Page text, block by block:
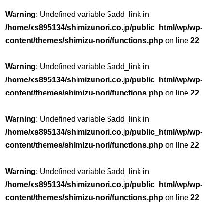
Warning: Undefined variable $add_link in
/home/xs895134/shimizunori.co.jp/public_html/wp/wp-
content/themes/shimizu-nori/functions.php on line22
Warning: Undefined variable $add_link in
/home/xs895134/shimizunori.co.jp/public_html/wp/wp-
content/themes/shimizu-nori/functions.php on line22
Warning: Undefined variable $add_link in
/home/xs895134/shimizunori.co.jp/public_html/wp/wp-
content/themes/shimizu-nori/functions.php on line22
Warning: Undefined variable $add_link in
/home/xs895134/shimizunori.co.jp/public_html/wp/wp-
content/themes/shimizu-nori/functions.php on line22